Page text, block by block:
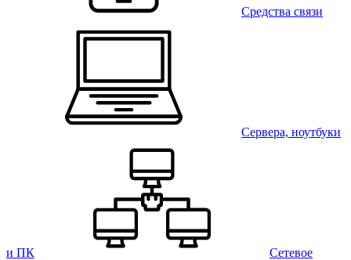
Средства связи
Сервера, ноутбуки
и ПК Сетевое